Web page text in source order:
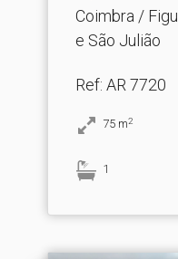
Figueir.​..
Coimbra /
e São Julião
Ref: AR 7720
75 m2
1